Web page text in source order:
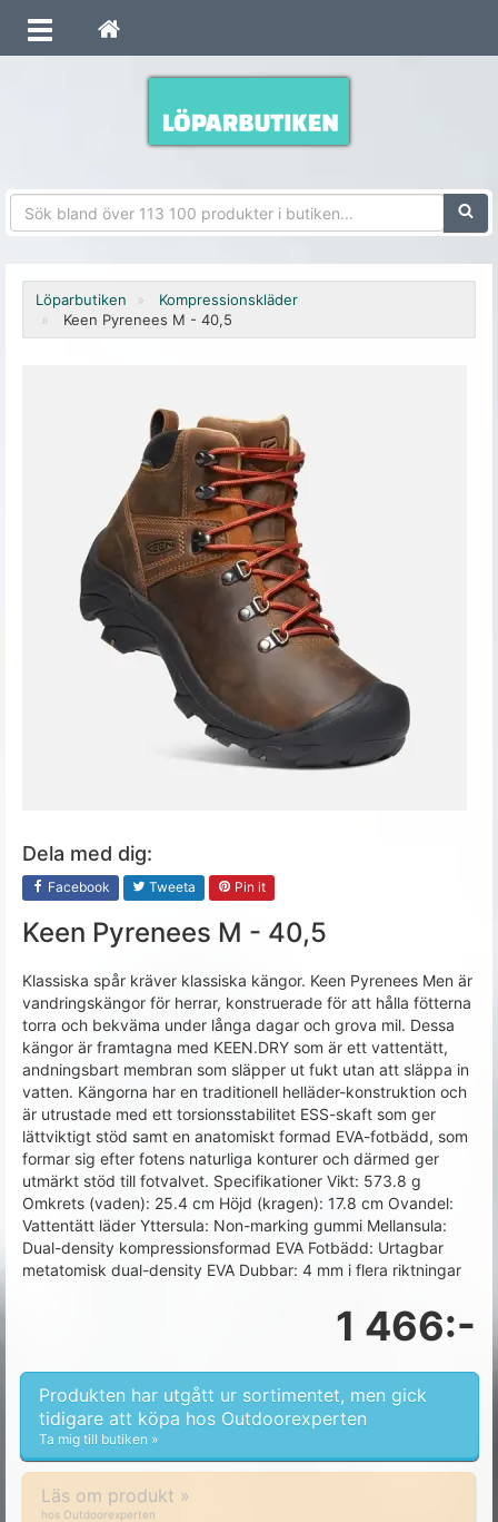
Löparbutiken
Kompressionskläder
Keen Pyrenees M - 40,5
Dela med dig:
Facebook Tweeta Pin it
Keen Pyrenees M - 40,5
Klassiska spår kräver klassiska kängor. Keen Pyrenees Men är
vandringskängor för herrar, konstruerade för att hålla fötterna
torra och bekväma under långa dagar och grova mil. Dessa
kängor är framtagna med KEEN.DRY som är ett vattentätt,
andningsbart membran som släpper ut fukt utan att släppa in
vatten. Kängorna har en traditionell helläder-konstruktion och
är utrustade med ett torsionsstabilitet ESS-skaft som ger
lättviktigt stöd samt en anatomiskt formad EVA-fotbädd, som
formar sig efter fotens naturliga konturer och därmed ger
utmärkt stöd till fotvalvet. Specifikationer Vikt: 573.8 g
Omkrets (vaden): 25.4 cm Höjd (kragen): 17.8 cm Ovandel:
Vattentätt läder Yttersula: Non-marking gummi Mellansula:
Dual-density kompressionsformad EVA Fotbädd: Urtagbar
metatomisk dual-density EVA Dubbar: 4 mm i flera riktningar
1 466:-
Produkten har utgått ur sortimentet, men gick
tidigare att köpa hos Outdoorexperten
Ta mig till butiken »
Läs om produkt »
hos Outdoorexperten